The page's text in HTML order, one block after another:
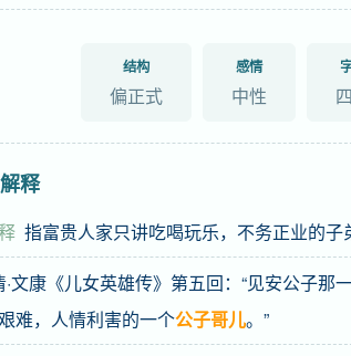
结构
偏正式
感情
中性
释
指富贵人家只讲吃喝玩乐，不务正业的子
·文康《儿女英雄传》第五回：“见安公子那
难，人情利害的一个公子哥儿。”